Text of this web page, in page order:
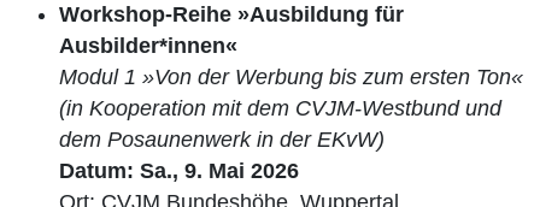
Workshop-Reihe »Ausbildung für
Ausbilder*innen«
Modul 1 »Von der Werbung bis zum ersten Ton«
(in Kooperation mit dem CVJM-Westbund und
dem Posaunenwerk in der EKvW)
Datum: Sa., 9. Mai 2026
Ort: CVJM Bundeshöhe, Wuppertal